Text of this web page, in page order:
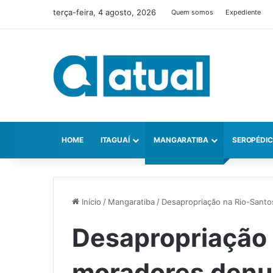
terça-feira, 4 agosto, 2026 Quem somos Expediente
HOME ITAGUAÍ MANGARATIBA
Início / Mangaratiba/ Desapropriação na Rio-